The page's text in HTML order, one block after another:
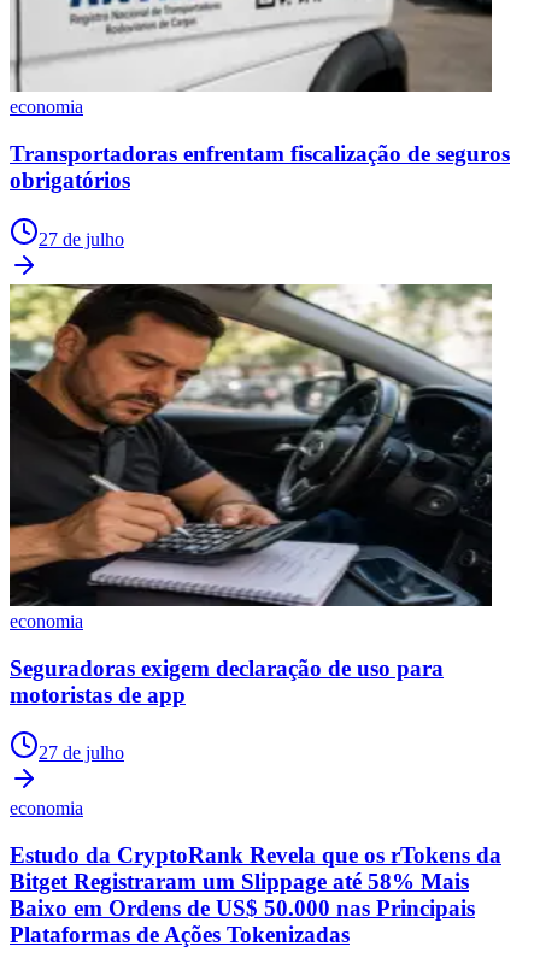
economia
Transportadoras enfrentam fiscalização de seguros
obrigatórios
27 de julho
economia
Seguradoras exigem declaração de uso para
motoristas de app
27 de julho
economia
Estudo da CryptoRank Revela que os rTokens da
Bitget Registraram um Slippage até 58% Mais
Baixo em Ordens de US$ 50.000 nas Principais
Plataformas de Ações Tokenizadas